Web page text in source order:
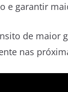
e garantir
de maior
nas